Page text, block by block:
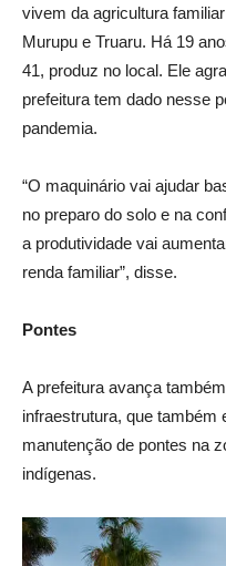
vivem da agricultura
Murupu e Truaru. Há 19
41, produz no local. Ele
prefeitura tem dado nesse
pandemia.
“O maquinário vai ajudar
no preparo do solo e na
a produtividade vai
renda familiar”, disse.
Pontes
A prefeitura avança
infraestrutura, que também
manutenção de pontes na
indígenas.